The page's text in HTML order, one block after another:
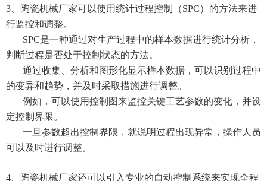
3、陶瓷机械厂家可以使用统计过程控制（SPC）的方法来进
行监控和调整。
SPC是一种通过对生产过程中的样本数据进行统计分析，
判断过程是否处于控制状态的方法。
通过收集、分析和图形化显示样本数据，可以识别过程中
的变异和趋势，并及时采取措施进行调整。
例如，可以使用控制图来监控关键工艺参数的变化，并设
定控制界限。
一旦参数超出控制界限，就说明过程出现异常，操作人员
可以及时进行调整。
4、陶瓷机械厂家还可以引入专业的自动控制系统来实现全程